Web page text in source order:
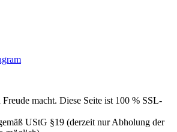
macht. Diese Seite ist 100 % SSL-
UStG §19 (derzeit nur Abholung der